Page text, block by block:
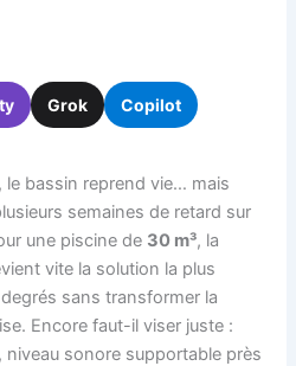
Grok Copilot
le bassin reprend vie… mais
semaines de retard sur
une piscine de 30 m³, la
vite la solution la plus
sans transformer la
Encore faut-il viser juste :
niveau sonore supportable près